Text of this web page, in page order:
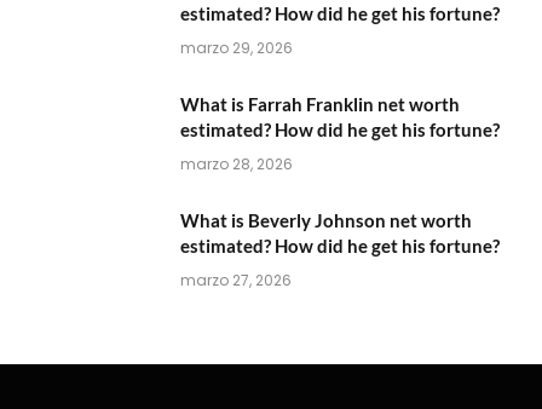
estimated? How did he get his fortune?
marzo 29, 2026
What is Farrah Franklin net worth
estimated? How did he get his fortune?
marzo 28, 2026
What is Beverly Johnson net worth
estimated? How did he get his fortune?
marzo 27, 2026